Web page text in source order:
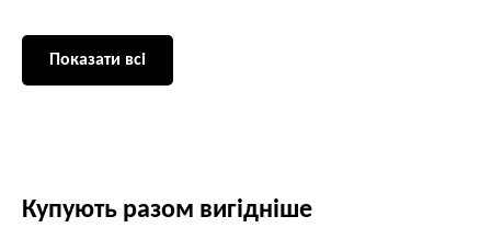
Показати всі
Купують разом вигідніше